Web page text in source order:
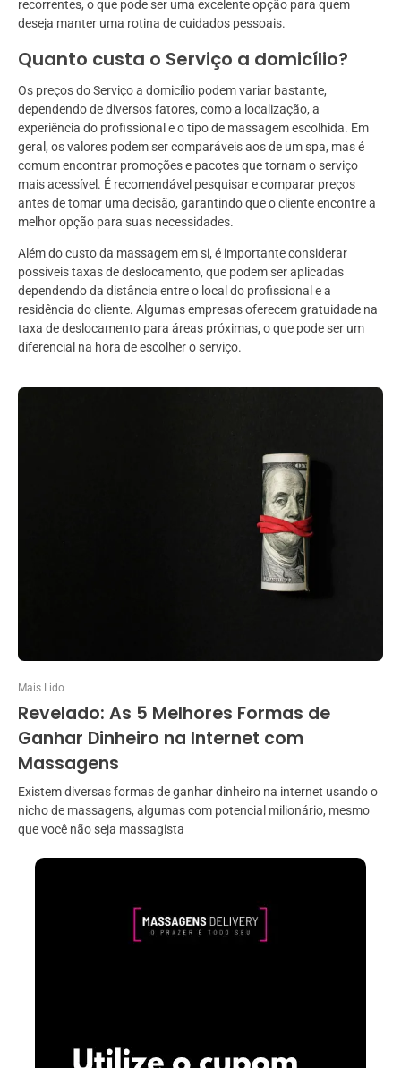
recorrentes, o que pode ser uma excelente opção para quem
deseja manter uma rotina de cuidados pessoais.
Quanto custa o Serviço a domicílio?
Os preços do Serviço a domicílio podem variar bastante,
dependendo de diversos fatores, como a localização, a
experiência do profissional e o tipo de massagem escolhida. Em
geral, os valores podem ser comparáveis aos de um spa, mas é
comum encontrar promoções e pacotes que tornam o serviço
mais acessível. É recomendável pesquisar e comparar preços
antes de tomar uma decisão, garantindo que o cliente encontre a
melhor opção para suas necessidades.
Além do custo da massagem em si, é importante considerar
possíveis taxas de deslocamento, que podem ser aplicadas
dependendo da distância entre o local do profissional e a
residência do cliente. Algumas empresas oferecem gratuidade na
taxa de deslocamento para áreas próximas, o que pode ser um
diferencial na hora de escolher o serviço.
Mais Lido
Revelado: As 5 Melhores Formas de
Ganhar Dinheiro na Internet com
Massagens
Existem diversas formas de ganhar dinheiro na internet usando o
nicho de massagens, algumas com potencial milionário, mesmo
que você não seja massagista